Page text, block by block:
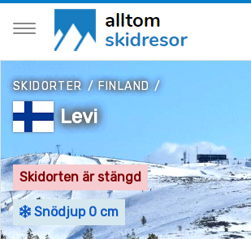
SKIDORTER/FINLAND/
Levi
Skidorten är stängd
Snödjup 0 cm